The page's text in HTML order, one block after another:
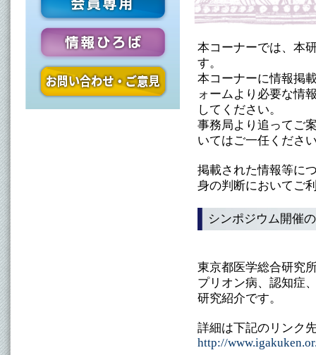
本コーナーでは、本
す。
本コーナーに情報掲
ォームより必要な情
してください。
事務局より追ってご
いてはご一任くださ
掲載された情報等に
身の判断においてご
シンポジウム開催
東京都医学総合研究
プリオン病、認知症
研究紹介です。
詳細は下記のリンク
http://